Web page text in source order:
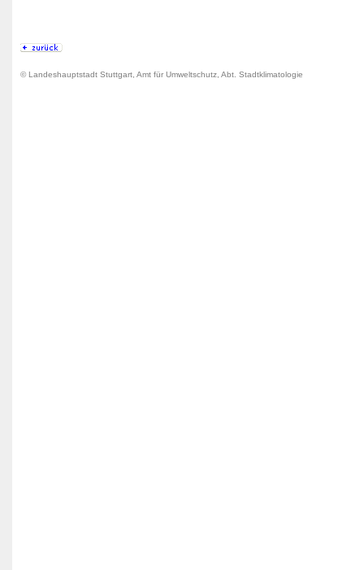
© Landeshauptstadt Stuttgart, Amt für Umweltschutz, Abt. Stadtklimatologie